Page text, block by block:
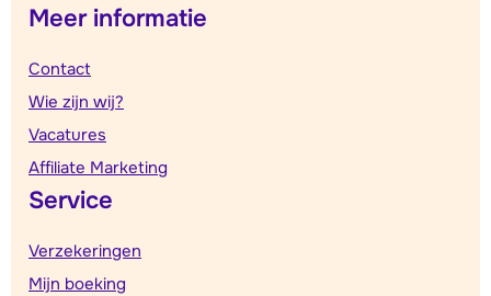
Meer informatie
Contact
Wie zijn wij?
Vacatures
Affiliate Marketing
Service
Verzekeringen
Mijn boeking